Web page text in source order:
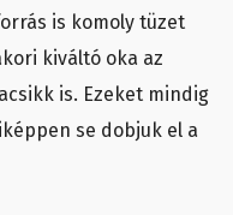
is komoly tüzet
kiváltó oka az
is. Ezeket mindig
se dobjuk el a